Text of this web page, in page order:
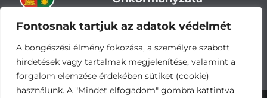
Fontosnak tartjuk az adatok védelmét
A böngészési élmény fokozása, a személyre szabott
hirdetések vagy tartalmak megjelenítése, valamint a
forgalom elemzése érdekében sütiket (cookie)
használunk. A "Mindet elfogadom" gombra kattintva
Cím:5743 Lőkösháza, Eleki út 28.
Központi telefonszám:+36 66 244-244
E-mail: titkarsag@lokoshaza.hu
Hivatali Kapu: JZO28